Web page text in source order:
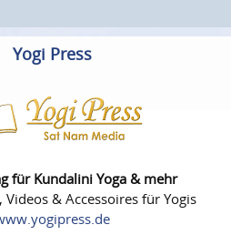
Yogi Press
für Kundalini Yoga & mehr
& Accessoires für Yogis